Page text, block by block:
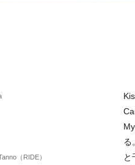
る
と
（RIDE）